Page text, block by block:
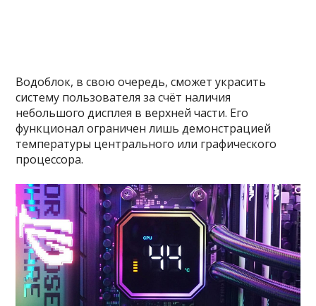
Водоблок, в свою очередь, сможет украсить
систему пользователя за счёт наличия
небольшого дисплея в верхней части. Его
функционал ограничен лишь демонстрацией
температуры центрального или графического
процессора.